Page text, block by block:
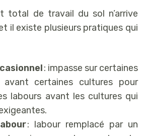
total de travail du sol n’arrive
il existe plusieurs pratiques qui
: impasse sur certaines
avant certaines cultures pour
labours avant les cultures qui
: labour remplacé par un